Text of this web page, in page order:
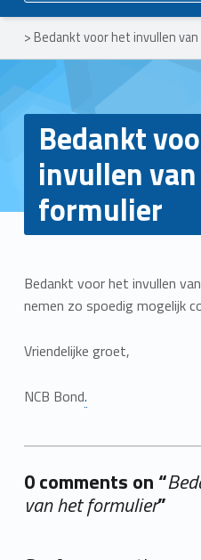
> Bedankt voor het invullen
Bedankt
invullen
formulier
Bedankt voor het invullen
nemen zo spoedig mogelijk
Vriendelijke groet,
NCB Bond.
0 comments on “
van het formulier”